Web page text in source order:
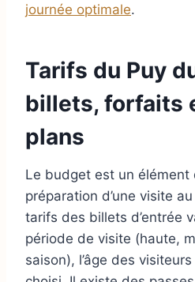
journée optimale.
Tarifs du Puy
billets, forfaits
plans
Le budget est un élément
préparation d’une visite
tarifs des billets d’entrée
période de visite (haute,
saison), l’âge des